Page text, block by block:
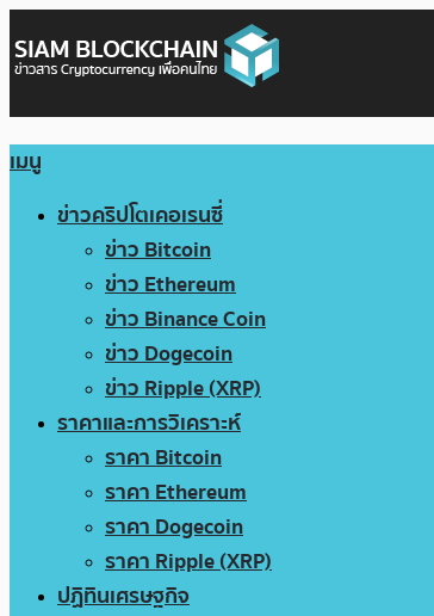
เมนู
ข่าวคริปโตเคอเรนซี่
ข่าว Bitcoin
ข่าว Ethereum
ข่าว Binance Coin
ข่าว Dogecoin
ข่าว Ripple (XRP)
ราคาและการวิเคราะห์
ราคา Bitcoin
ราคา Ethereum
ราคา Dogecoin
ราคา Ripple (XRP)
ปฏิทินเศรษฐกิจ